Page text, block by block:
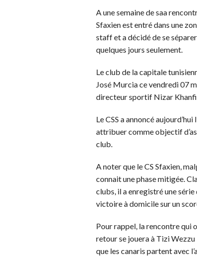
A une semaine de saa
Sfaxien est entré dans une
staff et a décidé de se
quelques jours seulement.
Le club de la capitale
José Murcia ce vendredi 07
directeur sportif Nizar
Le CSS a annoncé
attribuer comme objectif
club.
A noter que le CS Sfaxien,
connait une phase mitigée.
clubs, il a enregistré une
victoire à domicile sur un
Pour rappel, la rencontre qui
retour se jouera à Tizi Wezzu
que les canaris partent avec